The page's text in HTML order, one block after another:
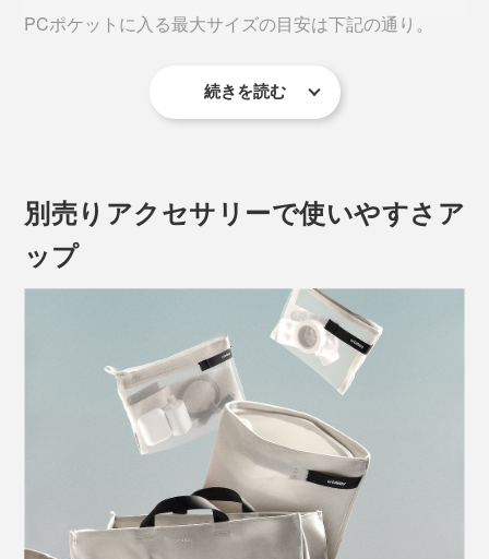
イントで、使いやすさをとことん追求しています。
PCには、メインルームとは別の専用スペースと開閉フ
ァスナーを設置。内側はクッション剤入りで、PCをそ
のまま入れてもちゃんと保護されます。
PCポケットに入る最大サイズの目安は下記の通り。
MacBook Pro 13、14 インチ
MacBook Air 13インチ
Microsoft Surface Laptop 13.5インチ
」を使用した場合は、バッグのメインスペースには入
りますが、PCポケットには入りません。
「21L（本品）」
サイズ／約375×270×25mm
対象PC（参考）／
MacBook Pro15、16 インチ
MacBook Air 15インチ
Microsoft Surface Laptop 15インチ
続きを読む
別売りアクセサリーで使いやすさア
ップ